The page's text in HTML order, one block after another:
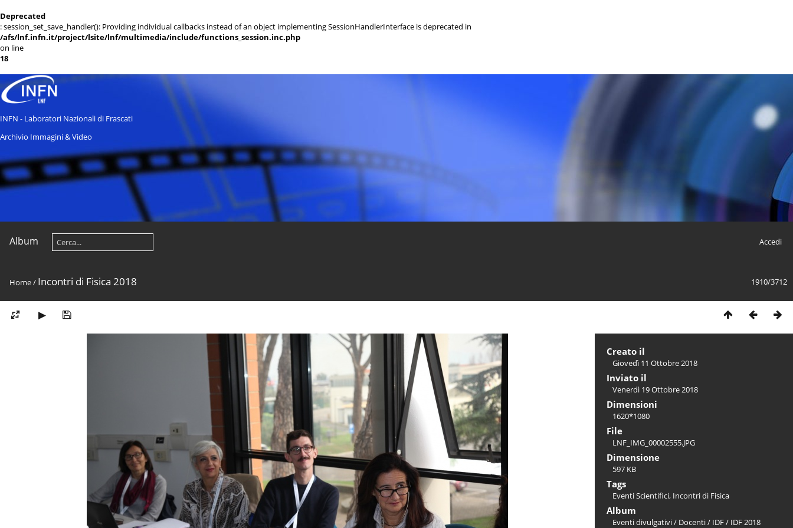
Deprecated
: session_set_save_handler(): Providing individual callbacks instead of an object implementing SessionHandlerInterface is deprecated in
/afs/lnf.infn.it/project/lsite/lnf/multimedia/include/functions_session.inc.php
on line
18
INFN - Laboratori Nazionali di Frascati
Archivio Immagini & Video
Album Accedi
1910/3712
Home/ Incontri di Fisica 2018
Creato il
Giovedì 11 Ottobre 2018
Inviato il
Venerdì 19 Ottobre 2018
Dimensioni
1620*1080
File
LNF_IMG_00002555.JPG
Dimensione
597 KB
Tags
Eventi Scientifici, Incontri di Fisica
Album
Eventi divulgativi/ Docenti/ IDF/ IDF 2018